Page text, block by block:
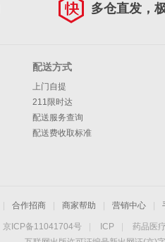
多仓直发，
配送方式
上门自提
211限时达
配送服务查询
配送费收取标准
合作招商 商家帮助 营销中心
京ICP备11041704号 ICP 药品医